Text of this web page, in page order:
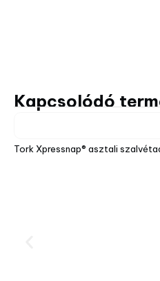
Kapcsolódó
Tork Xpressnap® asztali